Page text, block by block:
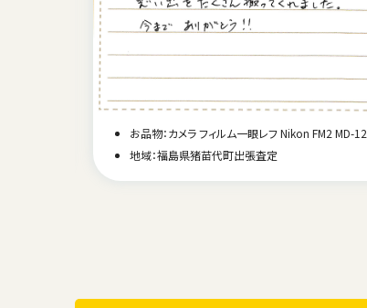
お品物：カメラ フィルム一眼レフ Nikon FM2 MD-12
地域：福島県猪苗代町出張査定